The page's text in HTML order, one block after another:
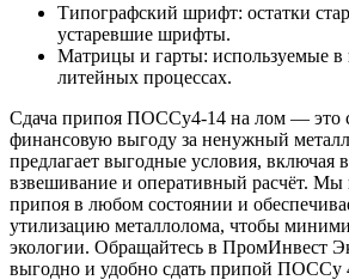
Типографский шрифт: остатки
устаревшие шрифты.
Матрицы и гарты: используемые в
литейных процессах.
Сдача припоя ПОССу4-14 на лом — это
финансовую выгоду за ненужный
предлагает выгодные условия, включая
взвешивание и оперативный расчёт.
припоя в любом состоянии и
утилизацию металлолома, чтобы
экологии. Обращайтесь в ПромИнвест
выгодно и удобно сдать припой ПОССу